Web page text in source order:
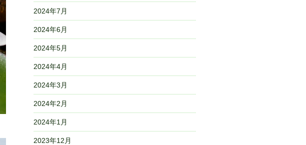
2024年7月
2024年6月
2024年5月
2024年4月
2024年3月
2024年2月
2024年1月
2023年12月